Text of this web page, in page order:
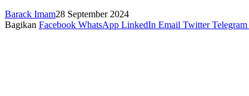
Barack Imam28 September 2024
Bagikan Facebook WhatsApp LinkedIn Email Twitter Telegram